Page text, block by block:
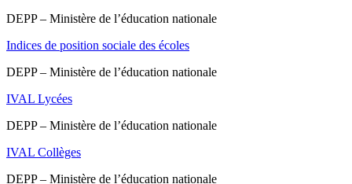
DEPP – Ministère de l’éducation nationale
Indices de position sociale des écoles
DEPP – Ministère de l’éducation nationale
IVAL Lycées
DEPP – Ministère de l’éducation nationale
IVAL Collèges
DEPP – Ministère de l’éducation nationale